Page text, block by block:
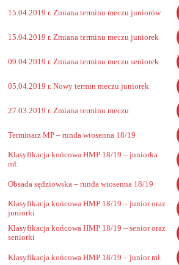
15.04.2019 r. Zmiana terminu meczu juniorów
15.04.2019 r. Zmiana terminu meczu juniorek
09.04.2019 r. Zmiana terminu meczu seniorek
05.04.2019 r. Nowy termin meczu juniorek
27.03.2019 r. Zmiana terminu meczu
Terminarz MP – runda wiosenna 18/19
Klasyfikacja końcowa HMP 18/19 – juniorka
mł.
Obsada sędziowska – runda wiosenna 18/19
Klasyfikacja końcowa HMP 18/19 – junior oraz
juniorki
Klasyfikacja końcowa HMP 18/19 – senior oraz
seniorki
Klasyfikacja końcowa HMP 18/19 – junior mł.